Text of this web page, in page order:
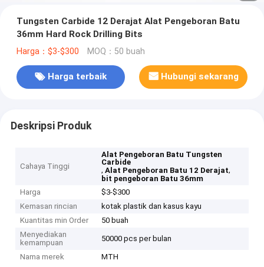
Tungsten Carbide 12 Derajat Alat Pengeboran Batu
36mm Hard Rock Drilling Bits
Harga：$3-$300 MOQ：50 buah
Harga terbaik Hubungi sekarang
Deskripsi Produk
Cahaya Tinggi
Alat Pengeboran Batu Tungsten
Carbide
,Alat Pengeboran Batu 12 Derajat,
bit pengeboran Batu 36mm
Harga
$3-$300
Kemasan rincian
kotak plastik dan kasus kayu
Kuantitas min Order
50 buah
Menyediakan
kemampuan
50000 pcs per bulan
Nama merek MTH